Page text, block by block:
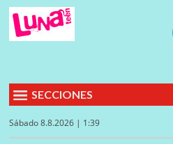
SECCIONES
Sábado 8.8.2026 | 1:39